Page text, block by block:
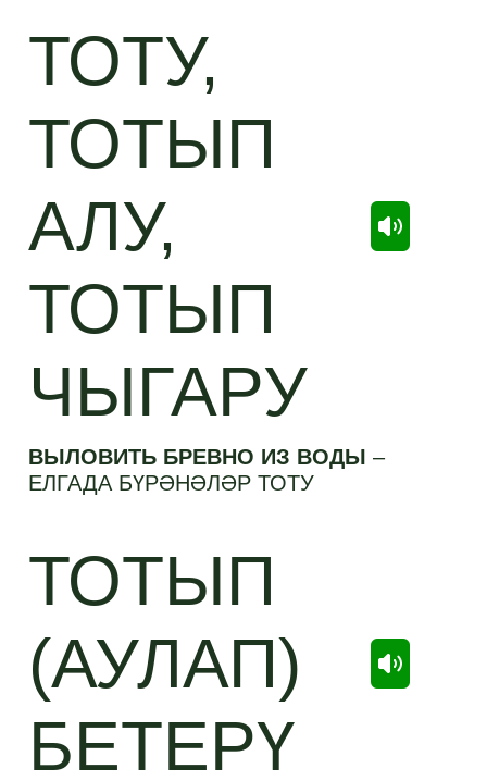
ТОТУ,
ТОТЫП
АЛУ,
ТОТЫП
ЧЫГАРУ
ВЫЛОВИТЬ БРЕВНО ИЗ ВОДЫ–
ЕЛГАДА БҮРӘНӘЛӘР ТОТУ
ТОТЫП
(АУЛАП)
БЕТЕРҮ